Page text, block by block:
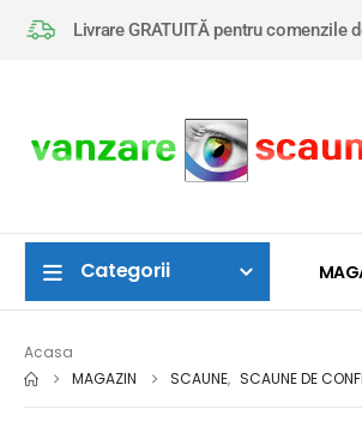
Livrare GRATUITĂ pentru comenzile
Categorii
Acasa
MAGAZIN
SCAUNE, SCAUNE DE